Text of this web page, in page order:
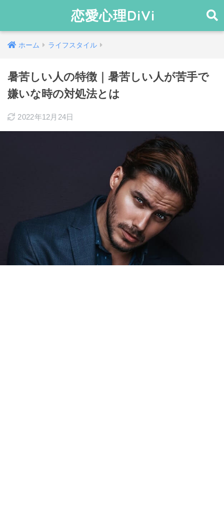
恋愛心理DiVi
ホーム ライフスタイル
暑苦しい人の特徴｜暑苦しい人が苦手で
嫌いな時の対処法とは
2022年12月24日